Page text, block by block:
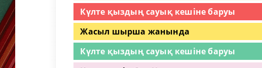
Күлте қыздың сауық кешіне баруы
Жасыл шырша жанында
Күлте қыздың сауық кешіне баруы